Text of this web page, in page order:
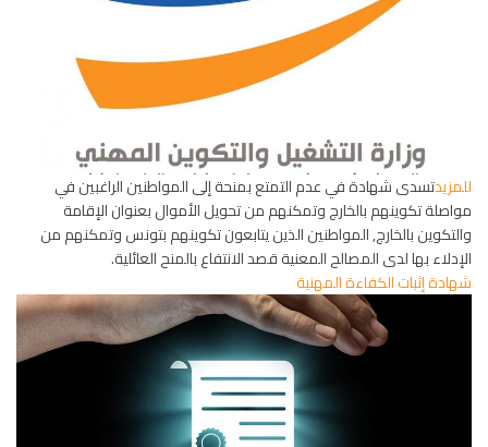
للمزيدتسدى شهادة في عدم التمتع بمنحة إلى المواطنين الراغبين في
مواصلة تكوينهم بالخارج وتمكنهم من تحويل الأموال بعنوان الإقامة
والتكوين بالخارج, المواطنين الذين يتابعون تكوينهم بتونس وتمكنهم من
الإدلاء بها لدى المصالح المعنية قصد الانتفاع بالمنح العائلية.
شهادة إثبات الكفاءة المهنية